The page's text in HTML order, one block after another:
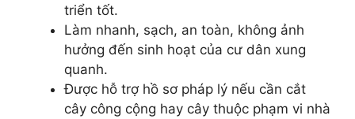
triển tốt.
Làm nhanh, sạch, an toàn, không ảnh
hưởng đến sinh hoạt của cư dân xung
quanh.
Được hỗ trợ hồ sơ pháp lý nếu cần cắt
cây công cộng hay cây thuộc phạm vi nhà